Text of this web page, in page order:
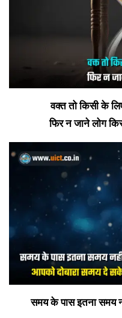
वक्त तो किसी के
फिर न जाने लोग
समय के पास इतना समय